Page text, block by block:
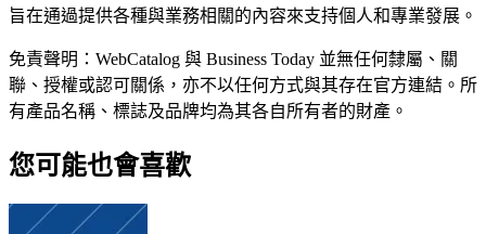
旨在通過提供各種與業務相關的內容來支持個人和專業發展。
免責聲明：WebCatalog 與 Business Today 並無任何隸屬、關
聯、授權或認可關係，亦不以任何方式與其存在官方連結。所
有產品名稱、標誌及品牌均為其各自所有者的財產。
您可能也會喜歡